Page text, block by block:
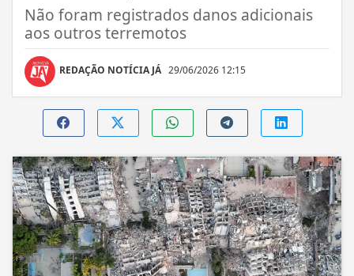
Não foram registrados danos adicionais
aos outros terremotos
REDAÇÃO NOTÍCIA JÁ 29/06/2026 12:15